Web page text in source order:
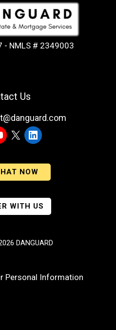
- NMLS # 2349003
Us
LinkedIn
NOW
WITH US
DANGUARD
Personal Information